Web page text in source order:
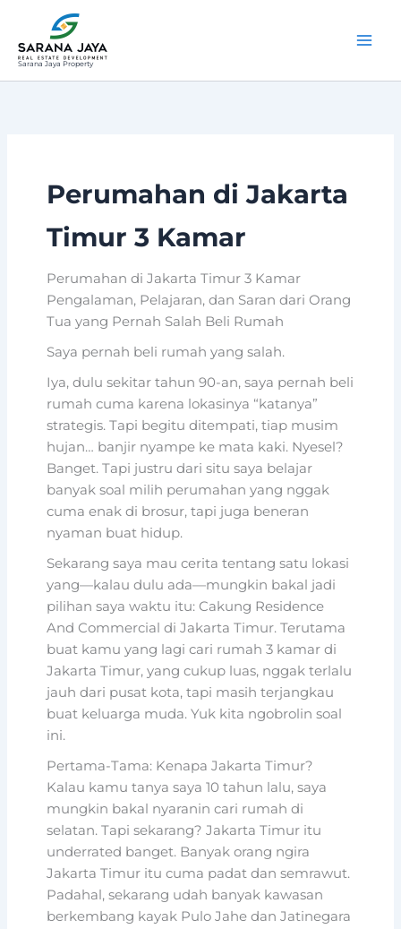
konten
Sarana Jaya Property
Perumahan di Jakarta
Timur 3 Kamar
Perumahan di Jakarta Timur 3 Kamar
Pengalaman, Pelajaran, dan Saran dari Orang
Tua yang Pernah Salah Beli Rumah
Saya pernah beli rumah yang salah.
Iya, dulu sekitar tahun 90-an, saya pernah beli
rumah cuma karena lokasinya “katanya”
strategis. Tapi begitu ditempati, tiap musim
hujan… banjir nyampe ke mata kaki. Nyesel?
Banget. Tapi justru dari situ saya belajar
banyak soal milih perumahan yang nggak
cuma enak di brosur, tapi juga beneran
nyaman buat hidup.
Sekarang saya mau cerita tentang satu lokasi
yang—kalau dulu ada—mungkin bakal jadi
pilihan saya waktu itu: Cakung Residence
And Commercial di Jakarta Timur. Terutama
buat kamu yang lagi cari rumah 3 kamar di
Jakarta Timur, yang cukup luas, nggak terlalu
jauh dari pusat kota, tapi masih terjangkau
buat keluarga muda. Yuk kita ngobrolin soal
ini.
Pertama-Tama: Kenapa Jakarta Timur?
Kalau kamu tanya saya 10 tahun lalu, saya
mungkin bakal nyaranin cari rumah di
selatan. Tapi sekarang? Jakarta Timur itu
underrated banget. Banyak orang ngira
Jakarta Timur itu cuma padat dan semrawut.
Padahal, sekarang udah banyak kawasan
berkembang kayak Pulo Jahe dan Jatinegara